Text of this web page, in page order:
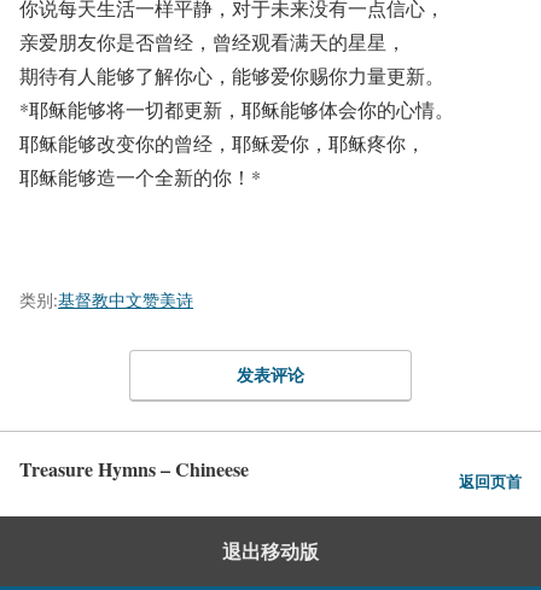
你说每天生活一样平静，对于未来没有一点信心，
亲爱朋友你是否曾经，曾经观看满天的星星，
期待有人能够了解你心，能够爱你赐你力量更新。
*耶稣能够将一切都更新，耶稣能够体会你的心情。
耶稣能够改变你的曾经，耶稣爱你，耶稣疼你，
耶稣能够造一个全新的你！*
类别:基督教中文赞美诗
发表评论
Treasure Hymns – Chineese 返回页首
退出移动版